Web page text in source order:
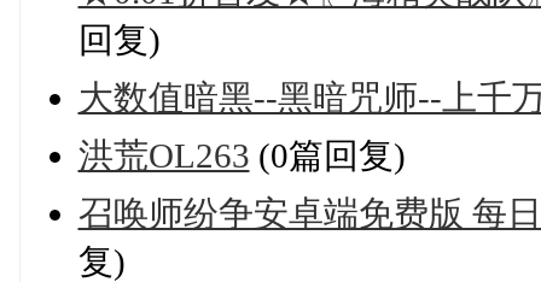
回复)
大数值暗黑--黑暗咒师--上千
洪荒OL263 (0篇回复)
召唤师纷争安卓端免费版 每
复)